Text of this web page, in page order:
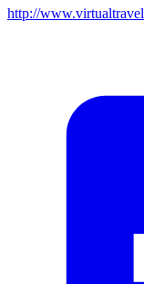
http://